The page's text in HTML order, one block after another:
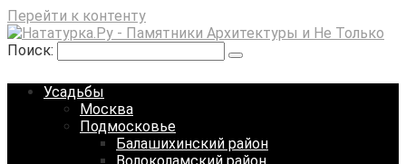
Перейти к контенту
Поиск:
Усадьбы
Москва
Подмосковье
Балашихинский район